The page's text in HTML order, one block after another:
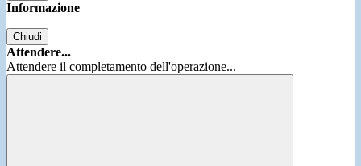
Informazione
Chiudi
Attendere...
Attendere il completamento dell'operazione...